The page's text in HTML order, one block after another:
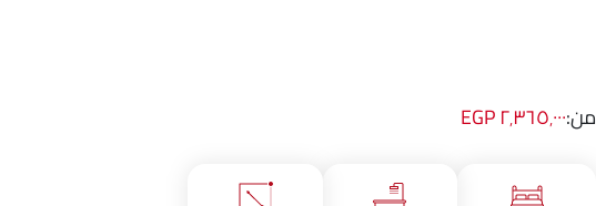
من:٢٬٣٦٥٬٠٠٠ EGP